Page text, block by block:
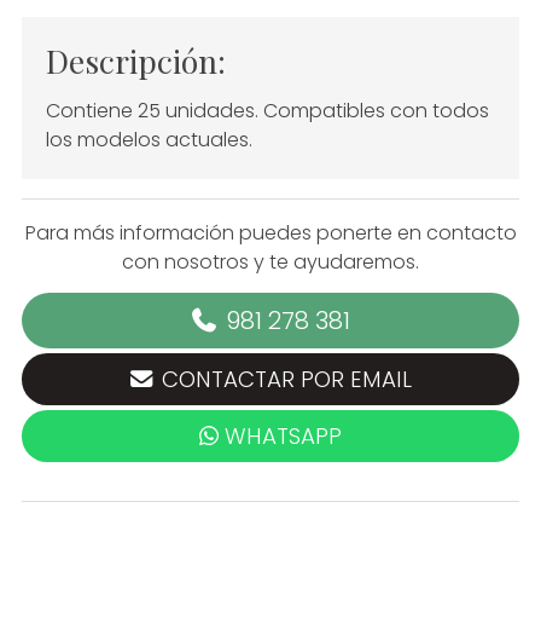
Para más información puedes ponerte en contacto
con nosotros y te ayudaremos.
981 278 381
CONTACTAR POR EMAIL
WHATSAPP
Descripción:
Contiene 25 unidades. Compatibles con todos
los modelos actuales.